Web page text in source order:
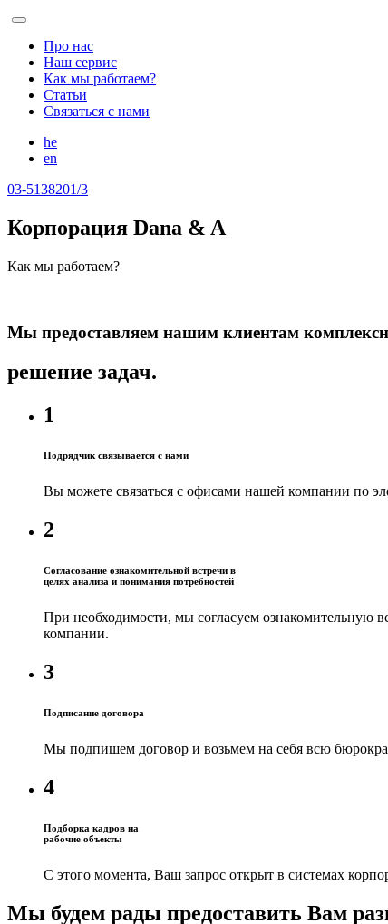
Skip
content
Про нас
Наш сервис
Как мы работаем?
Статьи
Связаться с нами
he
en
03-5138201/3
Корпорация Dana & A
Как мы работаем?
Мы предоставляем нашим клиентам
решение задач.
1
Подрядчик связывается с нами
Вы можете связаться с офисами нашей компании по
2
Согласование ознакомительной встречи в
целях анализа и понимания потребностей
При необходимости, мы согласуем ознакомительную
компании.
3
Подписание договора
Мы подпишем договор и возьмем на себя всю
4
Подборка кадров на
рабочие объекты
С этого момента, Ваш запрос открыт в системах
Мы будем рады предоставить Вам